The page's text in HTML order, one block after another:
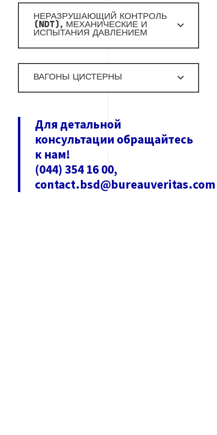
НЕРАЗРУШАЮЩИЙ КОНТРОЛЬ
(NDT), МЕХАНИЧЕСКИЕ И
ИСПЫТАНИЯ ДАВЛЕНИЕМ
ВАГОНЫ ЦИСТЕРНЫ
Для детальной
консультации обращайтесь
к нам!
(044) 354 16 00,
contact.bsd@bureauveritas.com